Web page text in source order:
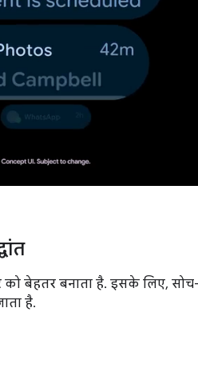
बेहतर बनाता है. इसके लिए,
है.